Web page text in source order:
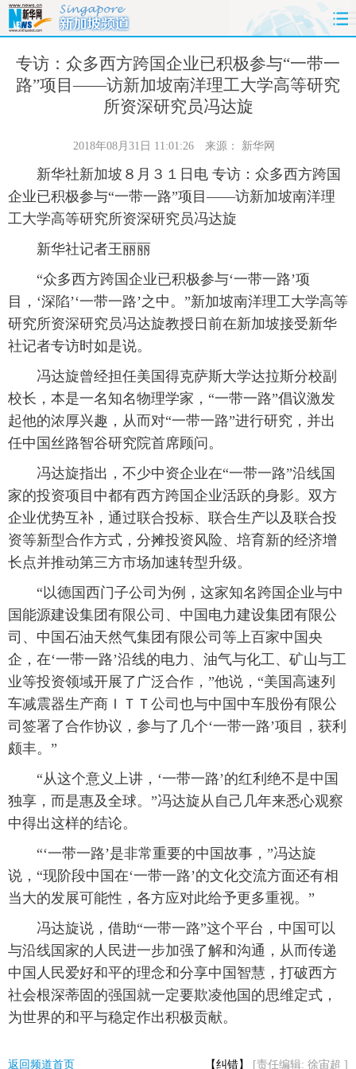
首页 时政 国际 财经
体育 人事
思客 地方
港澳 台湾 华人 汽车
科技 能源 房产
旅游 健康 信息化 数据
金融 公益
富媒体 摄影 新华广播
新华电视中文 新华电视英文 返回PC
专访：众多西方跨国企业已积极参与“一带一
路”项目——访新加坡南洋理工大学高等研究
所资深研究员冯达旋
2018年08月31日 11:01:26 来源： 新华网
新华社新加坡８月３１日电 专访：众多西方跨国
企业已积极参与“一带一路”项目——访新加坡南洋理
工大学高等研究所资深研究员冯达旋
新华社记者王丽丽
“众多西方跨国企业已积极参与‘一带一路’项
目，‘深陷’‘一带一路’之中。”新加坡南洋理工大学高等
研究所资深研究员冯达旋教授日前在新加坡接受新华
社记者专访时如是说。
冯达旋曾经担任美国得克萨斯大学达拉斯分校副
校长，本是一名知名物理学家，“一带一路”倡议激发
起他的浓厚兴趣，从而对“一带一路”进行研究，并出
任中国丝路智谷研究院首席顾问。
冯达旋指出，不少中资企业在“一带一路”沿线国
家的投资项目中都有西方跨国企业活跃的身影。双方
企业优势互补，通过联合投标、联合生产以及联合投
资等新型合作方式，分摊投资风险、培育新的经济增
长点并推动第三方市场加速转型升级。
“以德国西门子公司为例，这家知名跨国企业与中
国能源建设集团有限公司、中国电力建设集团有限公
司、中国石油天然气集团有限公司等上百家中国央
企，在‘一带一路’沿线的电力、油气与化工、矿山与工
业等投资领域开展了广泛合作，”他说，“美国高速列
车减震器生产商ＩＴＴ公司也与中国中车股份有限公
司签署了合作协议，参与了几个‘一带一路’项目，获利
颇丰。”
“从这个意义上讲，‘一带一路’的红利绝不是中国
独享，而是惠及全球。”冯达旋从自己几年来悉心观察
中得出这样的结论。
“‘一带一路’是非常重要的中国故事，”冯达旋
说，“现阶段中国在‘一带一路’的文化交流方面还有相
当大的发展可能性，各方应对此给予更多重视。”
冯达旋说，借助“一带一路”这个平台，中国可以
与沿线国家的人民进一步加强了解和沟通，从而传递
中国人民爱好和平的理念和分享中国智慧，打破西方
社会根深蒂固的强国就一定要欺凌他国的思维定式，
为世界的和平与稳定作出积极贡献。
返回频道首页 【纠错】 [责任编辑: 徐宙超 ]